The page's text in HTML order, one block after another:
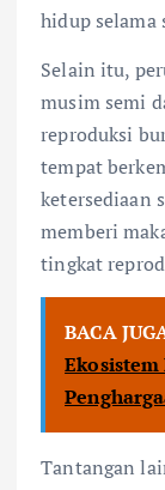
hidup selama
Selain itu,
musim semi
reproduksi
tempat
ketersediaan
memberi
tingkat
BACA
Tantangan